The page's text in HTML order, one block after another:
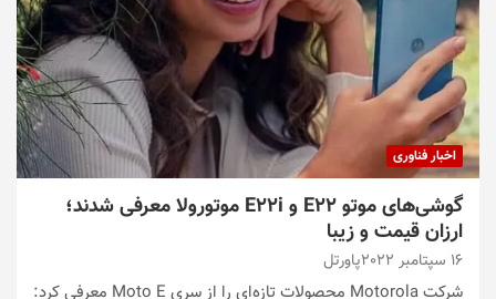
اخبار فناوری
گوشی‌های موتو E22 و E22i موتورولا معرفی شدند؛
ارزان قیمت و زیبا
16 سپتامبر 2022 پاورتل
شرکت Motorola محصولات تازه‌ای را از سری Moto E معرفی کرد: